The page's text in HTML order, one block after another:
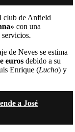
club de Anfield
con una
servicios.
de Neves se estima
euros debido a su
Enrique (Lucho) y
a José